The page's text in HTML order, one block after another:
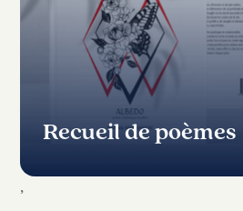
Recueil de poèmes
,